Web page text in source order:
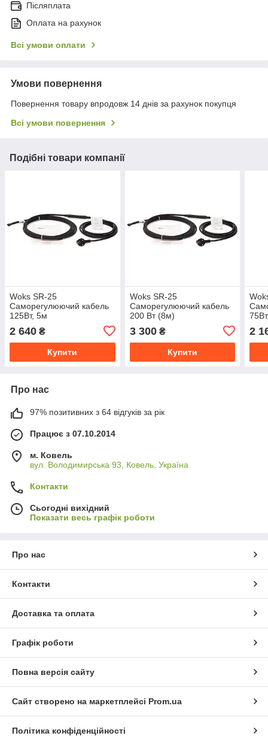
Післяплата
Оплата на рахунок
Всі умови оплати
Умови повернення
Повернення товару впродовж 14 днів за рахунок покупця
Всі умови повернення
Подібні товари компанії
Woks SR-25
Саморегулюючий кабель
125Вт, 5м
2 640 ₴
Купити
Woks SR-25
Саморегулюючий кабель
200 Вт (8м)
3 300₴
Купити
2
Про нас
97% позитивних з 64 відгуків за рік
Працює з 07.10.2014
м. Ковель
вул. Володимирська 93, Ковель, Україна
Контакти
Сьогодні вихідний
Показати весь графік роботи
Про нас
Контакти
Доставка та оплата
Графік роботи
Повна версія сайту
Сайт створено на маркетплейсі Prom.ua
Політика конфіденційності